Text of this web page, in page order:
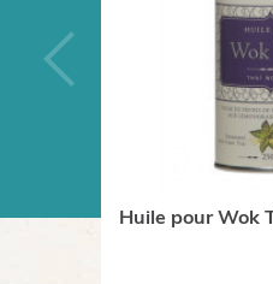
Huile pour Wok